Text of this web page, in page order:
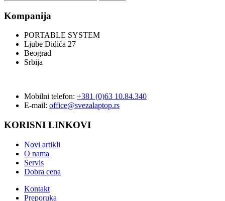
Kompanija
PORTABLE SYSTEM
Ljube Didića 27
Beograd
Srbija
Mobilni telefon: +381 (0)63 10.84.340
E-mail: office@svezalaptop.rs
KORISNI LINKOVI
Novi artikli
O nama
Servis
Dobra cena
Kontakt
Preporuka